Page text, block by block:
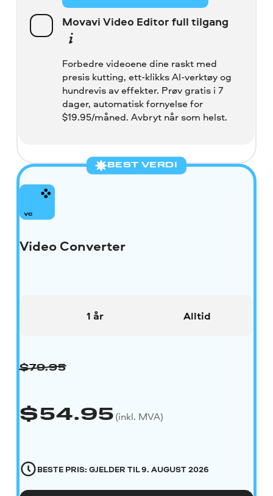
Movavi Video Editor full tilgang
Forbedre videoene dine raskt med
presis kutting, ett-klikks AI-verktøy og
hundrevis av effekter. Prøv gratis i 7
dager, automatisk fornyelse for
$19.95/måned. Avbryt når som helst.
BEST VERDI
Video Converter
1 år Alltid
$79.95
$54.95(inkl. MVA)
BESTE PRIS: GJELDER TIL9. AUGUST 2026